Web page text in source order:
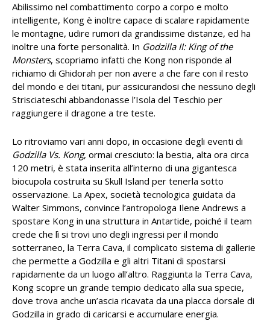
Abilissimo nel combattimento corpo a corpo e molto
intelligente, Kong è inoltre capace di scalare rapidamente
le montagne, udire rumori da grandissime distanze, ed ha
inoltre una forte personalità. In Godzilla II: King of the
Monsters, scopriamo infatti che Kong non risponde al
richiamo di Ghidorah per non avere a che fare con il resto
del mondo e dei titani, pur assicurandosi che nessuno degli
Strisciateschi abbandonasse l’Isola del Teschio per
raggiungere il dragone a tre teste.
Lo ritroviamo vari anni dopo, in occasione degli eventi di
Godzilla Vs. Kong, ormai cresciuto: la bestia, alta ora circa
120 metri, è stata inserita all’interno di una gigantesca
biocupola costruita su Skull Island per tenerla sotto
osservazione. La Apex, società tecnologica guidata da
Walter Simmons, convince l’antropologa Ilene Andrews a
spostare Kong in una struttura in Antartide, poiché il team
crede che lì si trovi uno degli ingressi per il mondo
sotterraneo, la Terra Cava, il complicato sistema di gallerie
che permette a Godzilla e gli altri Titani di spostarsi
rapidamente da un luogo all’altro. Raggiunta la Terra Cava,
Kong scopre un grande tempio dedicato alla sua specie,
dove trova anche un’ascia ricavata da una placca dorsale di
Godzilla in grado di caricarsi e accumulare energia.